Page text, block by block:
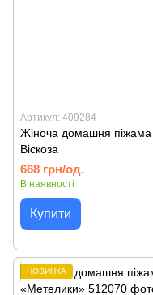
Артикул: 409284
Жіноча домашня
Віскоза
668 грн/од.
В наявності
Купити
НОВИНКА